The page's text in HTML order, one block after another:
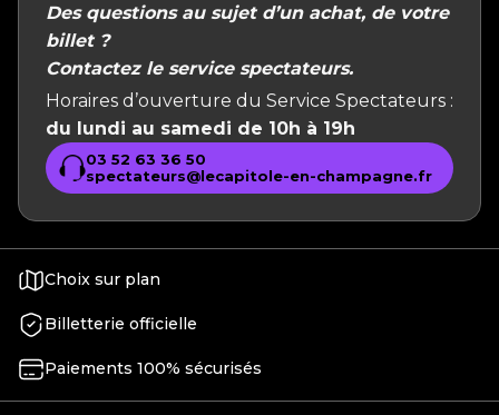
Des questions au sujet d’un achat, de votre
billet ?
Contactez le service spectateurs.
Horaires d’ouverture du Service Spectateurs :
du lundi au samedi de 10h à 19h
03 52 63 36 50
spectateurs@lecapitole-en-champagne.fr
Choix sur plan
Billetterie officielle
Paiements 100% sécurisés